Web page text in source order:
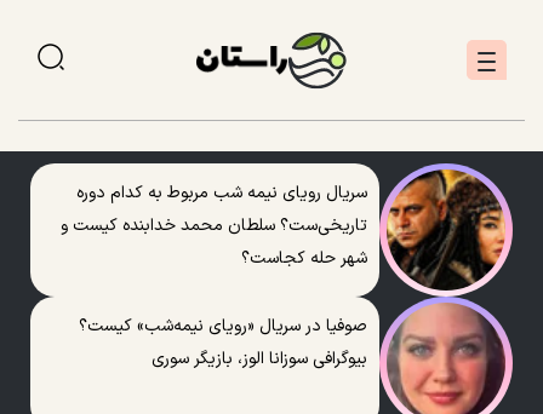
سریال رویای نیمه شب مربوط به کدام دوره
تاریخی‌ست؟ سلطان محمد خدابنده کیست و
شهر حله کجاست؟
صوفیا در سریال «رویای نیمه‌شب» کیست؟
بیوگرافی سوزانا الوز، بازیگر سوری